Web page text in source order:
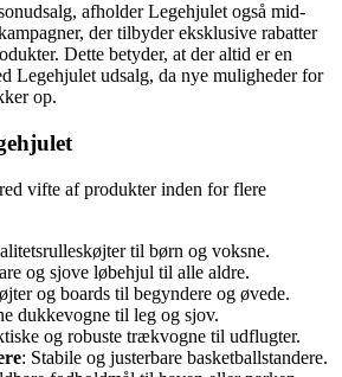
afholder Legehjulet også mid-
der tilbyder eksklusive rabatter
Dette betyder, at der altid er en
Legehjulet udsalg, da nye muligheder for
op.
vifte af produkter inden for flere
til børn og voksne.
og sjove løbehjul til alle aldre.
og boards til begyndere og øvede.
dukkevogne til leg og sjov.
og robuste trækvogne til udflugter.
: Stabile og justerbare basketballstandere.